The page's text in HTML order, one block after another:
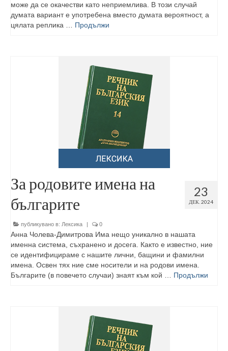
може да се окачестви като неприемлива. В този случай
думата вариант е употребена вместо думата вероятност, а
цялата реплика … Продължи
23
ДЕК. 2024
За родовите имена на
българите
публикувано в: Лексика | 0
Анна Чолeва-Димитрова Има нещо уникално в нашата
именна система, съхранено и досега. Както е известно, ние
се идентифицираме с нашите лични, бащини и фамилни
имена. Освен тях ние сме носители и на родови имена.
Българите (в повечето случаи) знаят към кой … Продължи